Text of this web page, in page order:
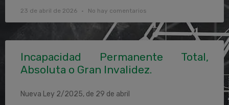
23 de abril de 2026 No hay comentarios
Incapacidad Permanente Total,
Absoluta o Gran Invalidez.
Nueva Ley 2/2025, de 29 de abril